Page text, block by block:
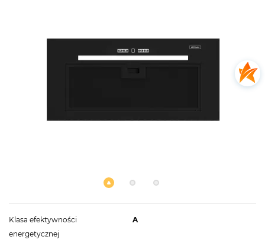
Klasa efektywności
energetycznej
A